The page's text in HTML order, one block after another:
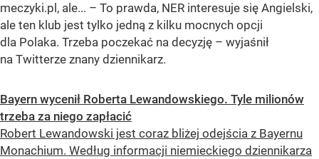
meczyki.pl, ale... – To prawda, NER interesuje się Angielski,
ale ten klub jest tylko jedną z kilku mocnych opcji
dla Polaka. Trzeba poczekać na decyzję – wyjaśnił
na Twitterze znany dziennikarz.
Bayern wycenił Roberta Lewandowskiego. Tyle milionów
trzeba za niego zapłacić
Robert Lewandowski jest coraz bliżej odejścia z Bayernu
Monachium. Według informacji niemieckiego dziennikarza